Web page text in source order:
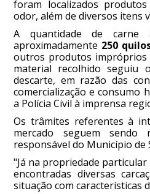
foram localizados
odor, além de diversos itens
A quantidade de carne
aproximadamente 250
outros produtos impróprios
material recolhido seguiu
descarte, em razão das
comercialização e consumo
a Polícia Civil à imprensa
Os trâmites referentes à
mercado seguem sendo
responsável do Município de
"Já na propriedade
encontradas diversas
situação com características